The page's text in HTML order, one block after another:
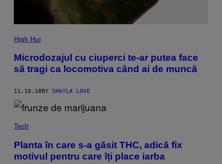
High Hui
Microdozajul cu ciuperci te-ar putea face
să tragi ca locomotiva când ai de muncă
11.10.18 BY SHAYLA LOVE
Tech
Planta în care s-a găsit THC, adică fix
motivul pentru care îți place iarba